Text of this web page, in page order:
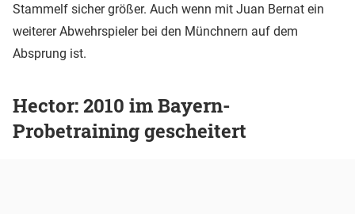
Stammelf sicher größer. Auch wenn mit Juan Bernat ein
weiterer Abwehrspieler bei den Münchnern auf dem
Absprung ist.
Hector: 2010 im Bayern-
Probetraining gescheitert